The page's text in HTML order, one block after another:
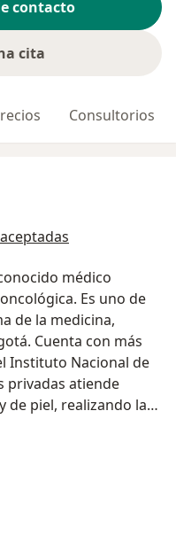
contacto
cita
Consultorios
médico
Es uno de
de la medicina,
Cuenta con más
Instituto Nacional de
privadas atiende
de piel, realizando la
de los cánceres
su
nacionales y
cirugías de